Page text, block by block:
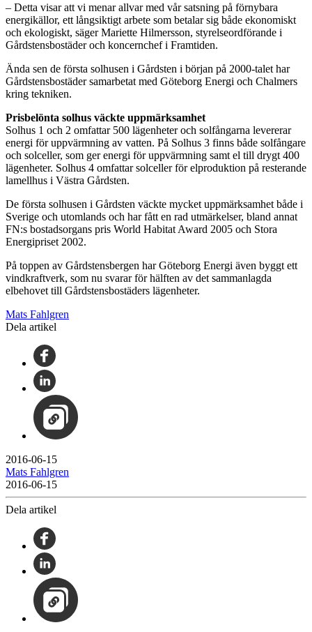
– Detta visar att vi menar allvar med vår satsning på förnybara
energikällor, ett långsiktigt arbete som betalar sig både ekonomiskt
och ekologiskt, säger Mariette Hilmersson, styrelseordförande i
Gårdstensbostäder och koncernchef i Framtiden.
Ända sen de första solhusen i Gårdsten i början på 2000-talet har
Gårdstensbostäder samarbetat med Göteborg Energi och Chalmers
kring tekniken.
Prisbelönta solhus väckte uppmärksamhet
Solhus 1 och 2 omfattar 500 lägenheter och solfångarna levererar
energi för uppvärmning av vatten. På Solhus 3 finns både solfångare
och solceller, som ger energi för uppvärmning samt el till drygt 400
lägenheter. Solhus 4 omfattar solceller för elproduktion på resterande
lamellhus i Västra Gårdsten.
De första solhusen i Gårdsten väckte mycket uppmärksamhet både i
Sverige och utomlands och har fått en rad utmärkelser, bland annat
FN:s bostadsorgans pris World Habitat Award 2005 och Stora
Energipriset 2002.
På toppen av Gårdstensbergen har Göteborg Energi även byggt ett
vindkraftverk, som nu svarar för hälften av det sammanlagda
elbehovet till Gårdstensbostäders lägenheter.
Mats Fahlgren
Dela artikel
2016-06-15
Mats Fahlgren
2016-06-15
Dela artikel